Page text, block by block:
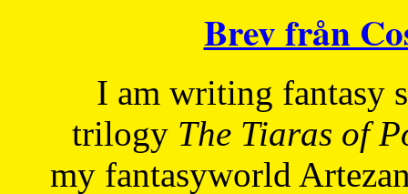
Brev från
I am writing fantasy
trilogy The Tiaras of
my fantasyworld